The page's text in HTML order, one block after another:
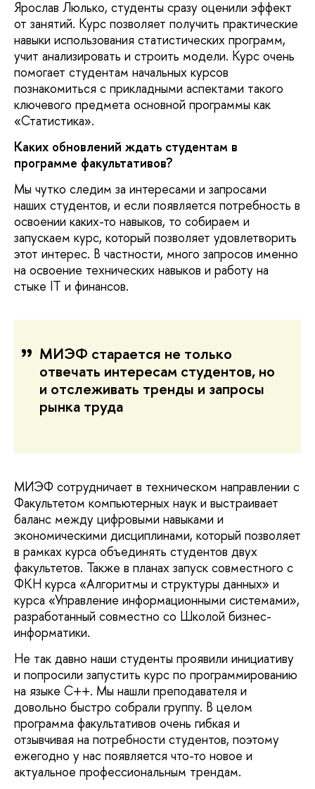
Ярослав Люлько, студенты сразу оценили эффект
от занятий. Курс позволяет получить практические
навыки использования статистических программ,
учит анализировать и строить модели. Курс очень
помогает студентам начальных курсов
познакомиться с прикладными аспектами такого
ключевого предмета основной программы как
«Статистика».
Каких обновлений ждать студентам в
программе факультативов?
Мы чутко следим за интересами и запросами
наших студентов, и если появляется потребность в
освоении каких-то навыков, то собираем и
запускаем курс, который позволяет удовлетворить
этот интерес. В частности, много запросов именно
на освоение технических навыков и работу на
стыке IT и финансов.
МИЭФ старается не только
отвечать интересам студентов, но
и отслеживать тренды и запросы
рынка труда
МИЭФ сотрудничает в техническом направлении с
Факультетом компьютерных наук и выстраивает
баланс между цифровыми навыками и
экономическими дисциплинами, который позволяет
в рамках курса объединять студентов двух
факультетов. Также в планах запуск совместного с
ФКН курса «Алгоритмы и структуры данных» и
курса «Управление информационными системами»,
разработанный совместно со Школой бизнес-
информатики.
Не так давно наши студенты проявили инициативу
и попросили запустить курс по программированию
на языке С++. Мы нашли преподавателя и
довольно быстро собрали группу. В целом
программа факультативов очень гибкая и
отзывчивая на потребности студентов, поэтому
ежегодно у нас появляется что-то новое и
актуальное профессиональным трендам.